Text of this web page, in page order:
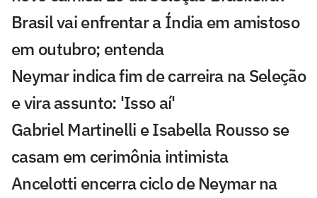
Brasil vai enfrentar a Índia em amistoso
em outubro; entenda
Neymar indica fim de carreira na Seleção
e vira assunto: 'Isso aí'
Gabriel Martinelli e Isabella Rousso se
casam em cerimônia intimista
Ancelotti encerra ciclo de Neymar na